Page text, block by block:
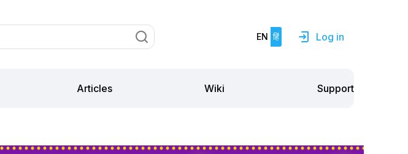
EN हिं Log in
Articles Wiki Support